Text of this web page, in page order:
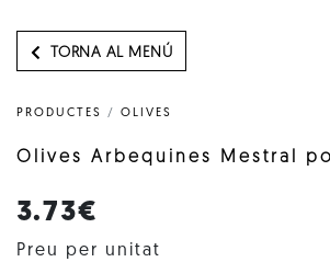
TORNA AL MENÚ
PRODUCTES / OLIVES
Olives Arbequines Mestral
3.73€
Preu per unitat
EL NOSTRE OLI